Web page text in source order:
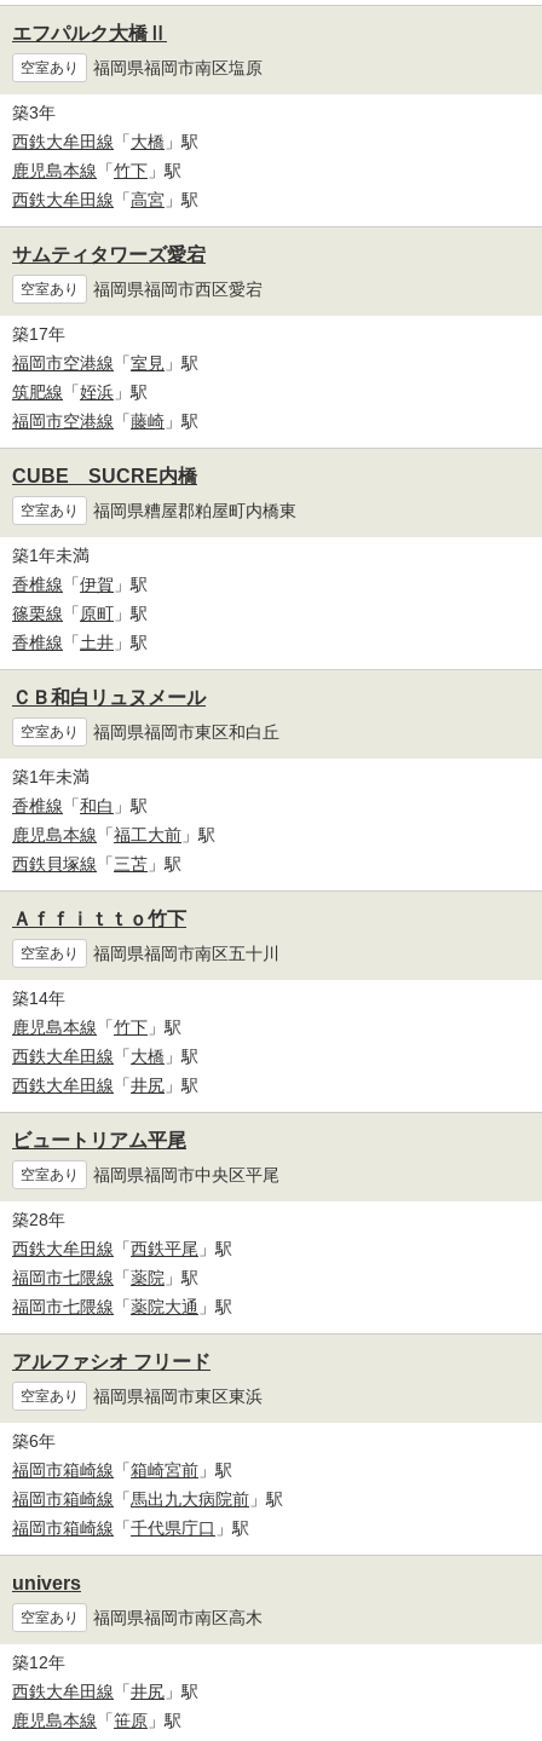
エフパルク大橋Ⅱ
空室あり 福岡県福岡市南区塩原
築3年
西鉄大牟田線 「大橋 」駅
鹿児島本線 「竹下 」駅
西鉄大牟田線 「高宮 」駅
サムティタワーズ愛宕
空室あり 福岡県福岡市西区愛宕
築17年
福岡市空港線 「室見 」駅
筑肥線 「姪浜 」駅
福岡市空港線 「藤崎 」駅
CUBE SUCRE内橋
空室あり 福岡県糟屋郡粕屋町内橋東
築1年未満
香椎線 「伊賀 」駅
篠栗線 「 原町 」駅
香椎線 「土井 」駅
ＣＢ和白リュヌメール
空室あり 福岡県福岡市東区和白丘
築1年未満
香椎線 「和白 」駅
鹿児島本線 「福工大前 」駅
西鉄貝塚線 「三苫 」駅
Ａｆｆｉｔｔｏ竹下
空室あり 福岡県福岡市南区五十川
築14年
鹿児島本線 「竹下 」駅
西鉄大牟田線 「大橋 」駅
西鉄大牟田線 「井尻 」駅
ビュートリアム平尾
空室あり 福岡県福岡市中央区平尾
築28年
西鉄大牟田線 「西鉄平尾 」駅
福岡市七隈線 「薬院 」駅
福岡市七隈線 「薬院大通 」駅
アルファシオ フリード
空室あり 福岡県福岡市東区東浜
築6年
福岡市箱崎線 「箱崎宮前 」駅
福岡市箱崎線 「馬出九大病院前 」駅
福岡市箱崎線 「千代県庁口 」駅
univers
空室あり 福岡県福岡市南区高木
築12年
西鉄大牟田線 「井尻 」駅
鹿児島本線 「笹原 」駅